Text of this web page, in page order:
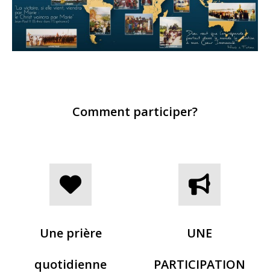
Comment participer?
Une prière
quotidienne
UNE
PARTICIPATION